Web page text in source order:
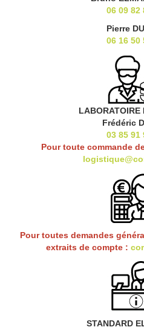
06 09 82
Pierre
06 16 50
LABORATOIRE
Frédéric
03 85 91
Pour toute commande
Pour toutes demandes
extraits de compte :
STANDARD